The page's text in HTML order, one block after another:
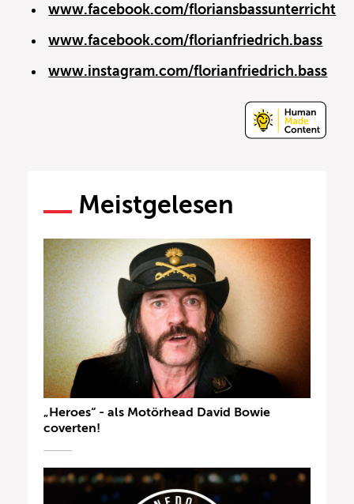
www.facebook.com/floriansbassunterricht
www.facebook.com/florianfriedrich.bass
www.instagram.com/florianfriedrich.bass
Meistgelesen
„Heroes“ - als Motörhead David Bowie
coverten!